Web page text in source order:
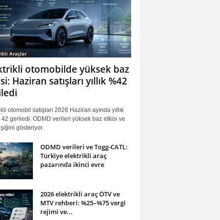
Araçlar
otomobilde yüksek baz
Haziran satışları yıllık %42
otomobil satışları 2026 Haziran ayında yıllık
geriledi. ODMD verileri yüksek baz etkisi ve
gösteriyor.
ODMD verileri ve Togg-CATL:
Türkiye elektrikli araç
pazarında ikinci evre
2026 elektrikli araç ÖTV ve
MTV rehberi: %25–%75 vergi
rejimi ve...